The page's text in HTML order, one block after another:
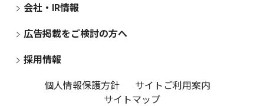
会社・IR情報
広告掲載をご検討の方へ
採用情報
個人情報保護方針
サイトご利用案内
サイトマップ